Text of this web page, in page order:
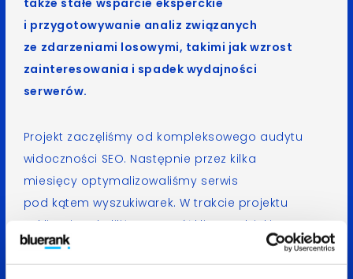
także stałe wsparcie eksperckie
i przygotowywanie analiz związanych
ze zdarzeniami losowymi, takimi jak wzrost
zainteresowania i spadek wydajności
serwerów.
Projekt zaczęliśmy od kompleksowego audytu
widoczności SEO. Następnie przez kilka
miesięcy optymalizowaliśmy serwis
pod kątem wyszukiwarek. W trakcie projektu
cyklicznie szkoliliśmy zespół klienta, dzięki
czemu markt.de zbudował kompetentny
wewnętrzny dział SEO. Zwiększyliśmy ponad 5-